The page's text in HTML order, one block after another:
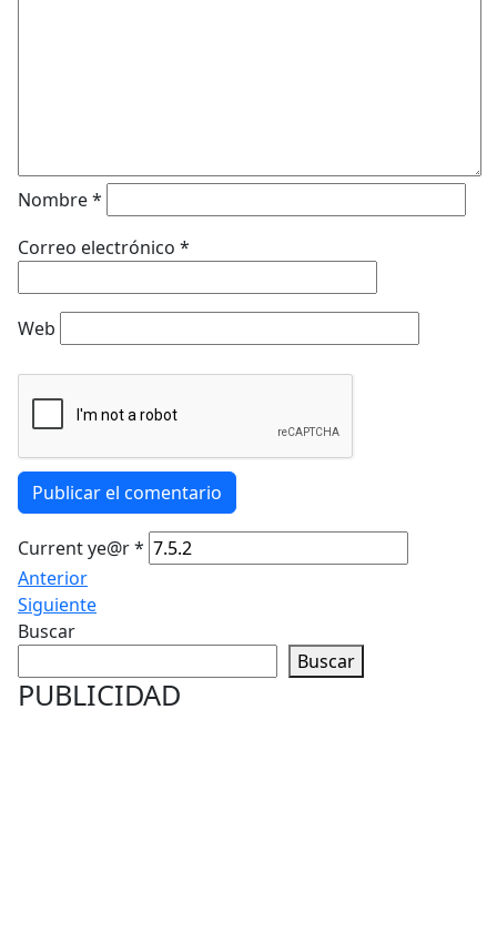
Nombre*
Correo electrónico *
Web
Publicar el comentario
Current ye@r*
Anterior
Siguiente
Buscar
Buscar
PUBLICIDAD